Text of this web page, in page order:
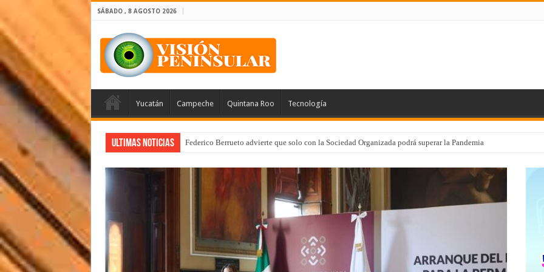
SÁBADO , 8 AGOSTO 2026
Yucatán Campeche Quintana Roo Tecnología
Ultimas Noticias Federico Berrueto advierte que solo con la Sociedad Organizada podrá superar la Pandemia